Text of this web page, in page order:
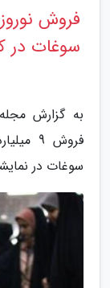
سوغات در
به گزارش
سوغات در